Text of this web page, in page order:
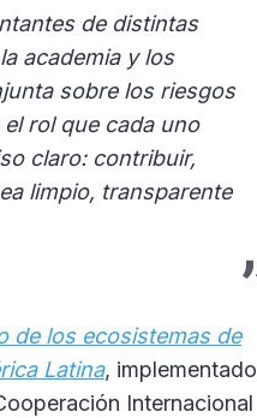
de distintas
academia y los
sobre los riesgos
rol que cada uno
claro: contribuir,
limpio, transparente
de los ecosistemas de
Latina, implementado
Internacional